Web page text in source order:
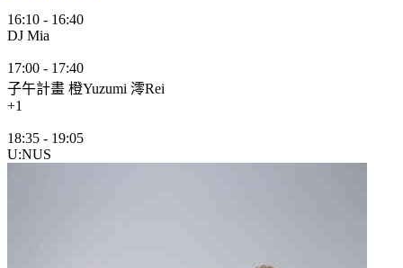
16:10 - 16:40
DJ Mia
17:00 - 17:40
子午計畫 橙Yuzumi 澪Rei
+1
18:35 - 19:05
U:NUS